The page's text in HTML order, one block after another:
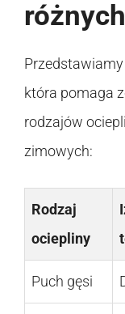
która pomaga
rodzajów
zimowych:
Rodzaj
ociepliny
Puch gęsi